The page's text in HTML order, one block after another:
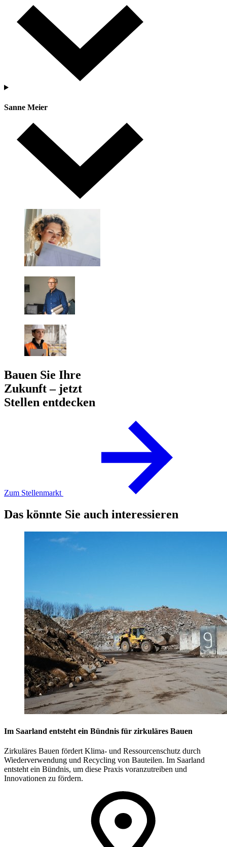
Sanne Meier
Bauen Sie Ihre
Zukunft – jetzt
Stellen entdecken
Zum Stellenmarkt
Das könnte Sie auch interessieren
Im Saarland entsteht ein Bündnis für zirkuläres Bauen
Zirkuläres Bauen fördert Klima- und Ressourcenschutz durch
Wiederverwendung und Recycling von Bauteilen. Im Saarland
entsteht ein Bündnis, um diese Praxis voranzutreiben und
Innovationen zu fördern.